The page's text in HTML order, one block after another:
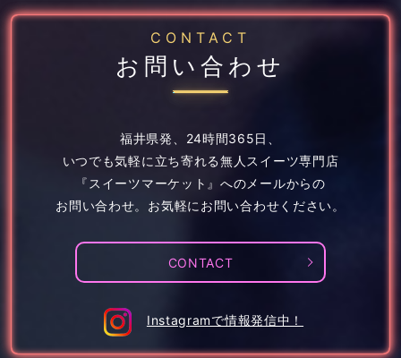
CONTACT
お問い合わせ
福井県発、24時間365日、
いつでも気軽に立ち寄れる無人スイーツ専門店
『スイーツマーケット』へのメールからの
お問い合わせ。 お気軽にお問い合わせください。
CONTACT
Instagramで情報発信中！